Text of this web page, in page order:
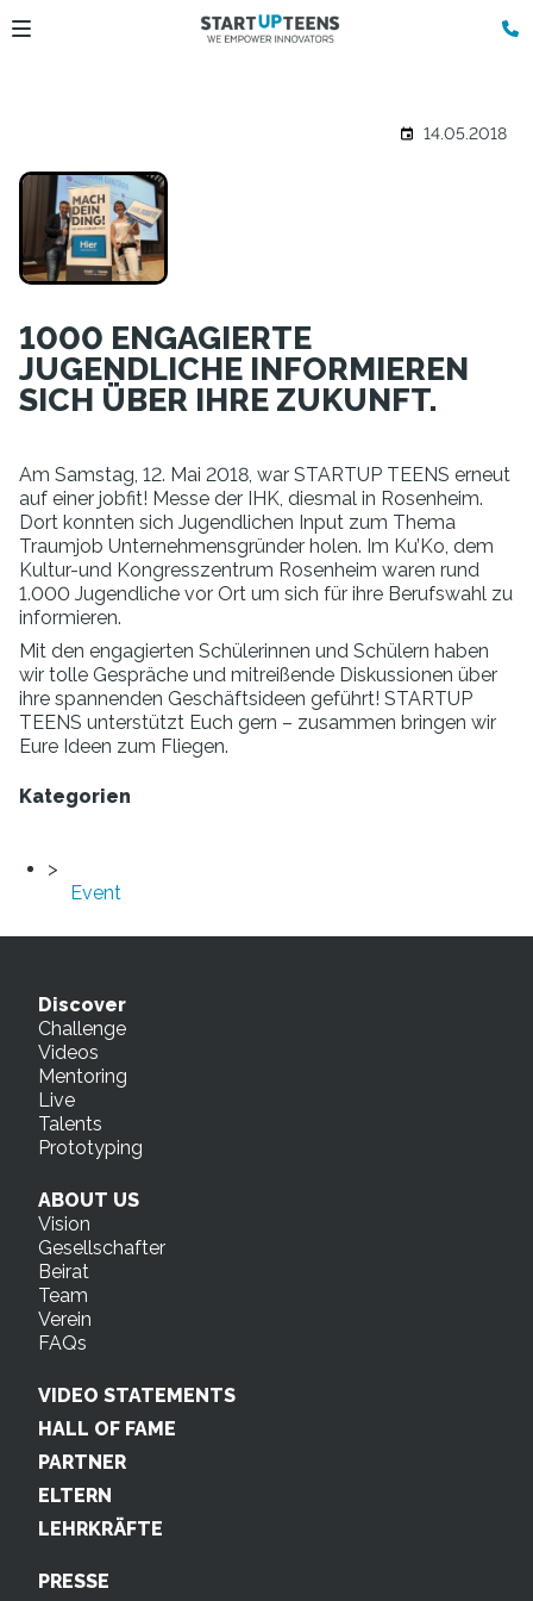
14.05.2018
1000 ENGAGIERTE
JUGENDLICHE INFORMIEREN
SICH ÜBER IHRE ZUKUNFT.
Am Samstag, 12. Mai 2018, war STARTUP TEENS erneut
auf einer jobfit! Messe der IHK, diesmal in Rosenheim.
Dort konnten sich Jugendlichen Input zum Thema
Traumjob Unternehmensgründer holen. Im Ku’Ko, dem
Kultur-und Kongresszentrum Rosenheim waren rund
1.000 Jugendliche vor Ort um sich für ihre Berufswahl zu
informieren.
Mit den engagierten Schülerinnen und Schülern haben
wir tolle Gespräche und mitreißende Diskussionen über
ihre spannenden Geschäftsideen geführt! STARTUP
TEENS unterstützt Euch gern – zusammen bringen wir
Eure Ideen zum Fliegen.
Kategorien
Event
Discover
Challenge
Videos
Mentoring
Live
Talents
Prototyping
ABOUT US
Vision
Gesellschafter
Beirat
Team
Verein
FAQs
VIDEO STATEMENTS
HALL OF FAME
PARTNER
ELTERN
LEHRKRÄFTE
PRESSE